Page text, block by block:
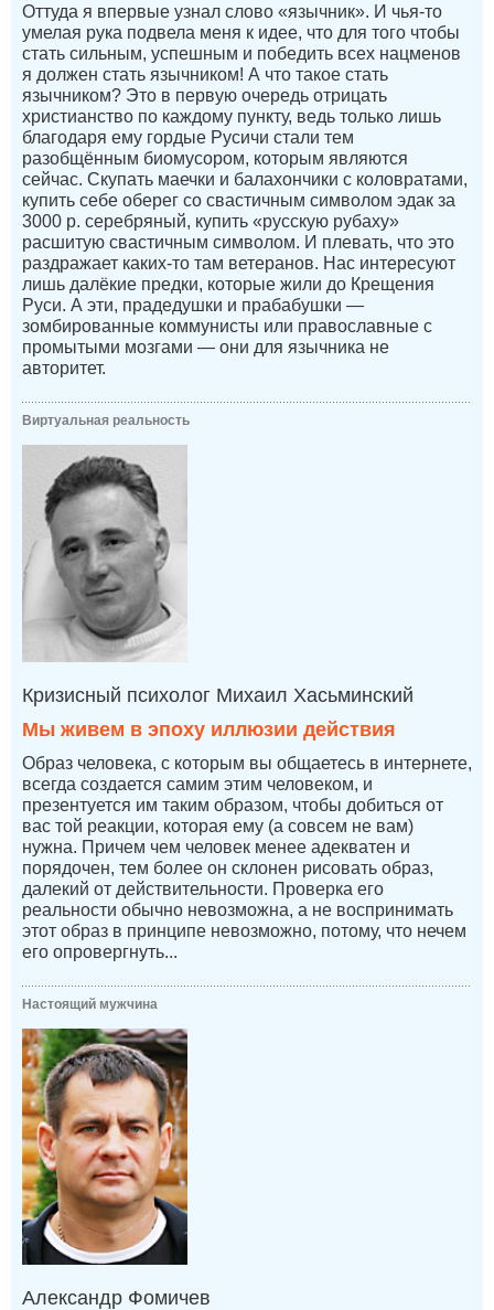
Оттуда я впервые узнал слово «язычник». И чья-то
умелая рука подвела меня к идее, что для того чтобы
стать сильным, успешным и победить всех нацменов
я должен стать язычником! А что такое стать
язычником? Это в первую очередь отрицать
христианство по каждому пункту, ведь только лишь
благодаря ему гордые Русичи стали тем
разобщённым биомусором, которым являются
сейчас. Скупать маечки и балахончики с коловратами,
купить себе оберег со свастичным символом эдак за
3000 р. серебряный, купить «русскую рубаху»
расшитую свастичным символом. И плевать, что это
раздражает каких-то там ветеранов. Нас интересуют
лишь далёкие предки, которые жили до Крещения
Руси. А эти, прадедушки и прабабушки —
зомбированные коммунисты или православные с
промытыми мозгами — они для язычника не
авторитет.
Виртуальная реальность
Кризисный психолог Михаил Хасьминский
Мы живем в эпоху иллюзии действия
Образ человека, с которым вы общаетесь в интернете,
всегда создается самим этим человеком, и
презентуется им таким образом, чтобы добиться от
вас той реакции, которая ему (а совсем не вам)
нужна. Причем чем человек менее адекватен и
порядочен, тем более он склонен рисовать образ,
далекий от действительности. Проверка его
реальности обычно невозможна, а не воспринимать
этот образ в принципе невозможно, потому, что нечем
его опровергнуть...
Настоящий мужчина
Александр Фомичев